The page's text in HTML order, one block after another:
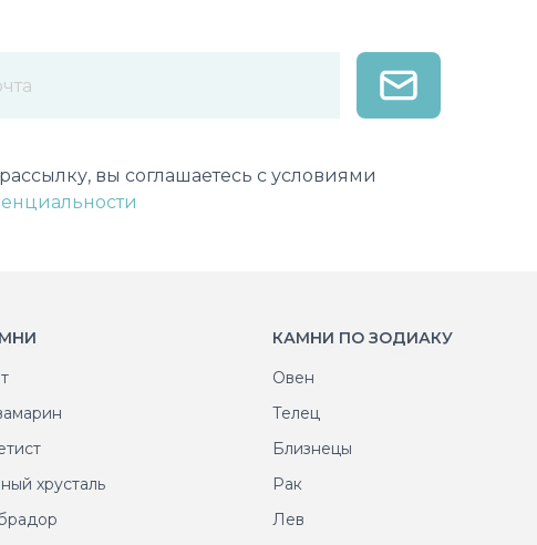
вы соглашаетесь с условиями
хрусталь
КАМНИ ПО ЗОДИАКУ
Овен
Телец
Близнецы
Рак
Лев